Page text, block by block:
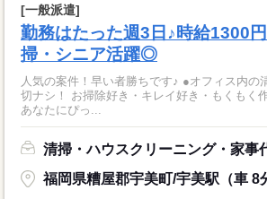
[一般派遣]
勤務はたった週3日♪時給1300
掃・シニア活躍◎
人気の案件！早い者勝ちです♪ ●オフィス内の清掃● 難しい作業は一
切ナシ！ お掃除好き・キレイ好き・もくもく
あなたにぴっ...
清掃・ハウスクリーニング・家事
福岡県糟屋郡宇美町/宇美駅（車 8